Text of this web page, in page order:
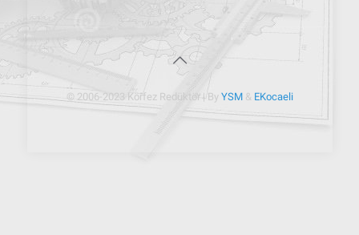
© 2006-2023 Körfez Redüktör | By YSM& EKocaeli